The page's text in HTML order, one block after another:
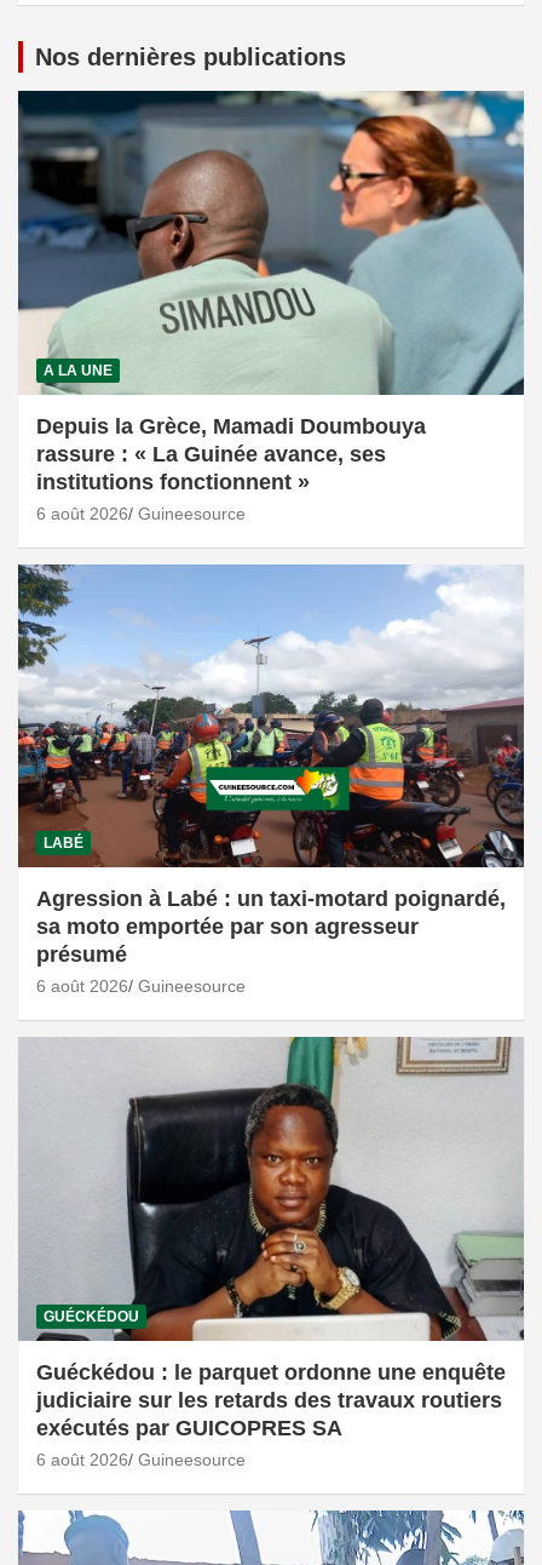
Nos dernières publications
A LA UNE
Depuis la Grèce, Mamadi Doumbouya
rassure : « La Guinée avance, ses
institutions fonctionnent »
6 août 2026 Guineesource
LABÉ
Agression à Labé : un taxi-motard poignardé,
sa moto emportée par son agresseur
présumé
6 août 2026 Guineesource
GUÉCKÉDOU
Guéckédou : le parquet ordonne une enquête
judiciaire sur les retards des travaux routiers
exécutés par GUICOPRES SA
6 août 2026 Guineesource